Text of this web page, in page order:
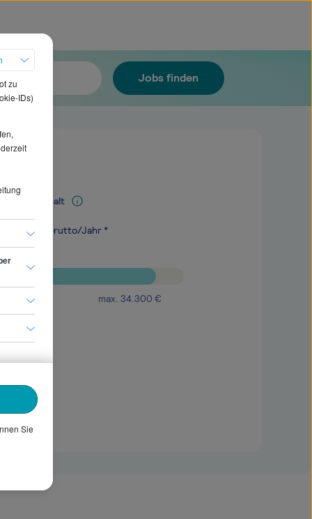
Jobs finden
Mediangehalt
€ brutto/Jahr *
max. 34.300 €
zu
IDs)
Sie